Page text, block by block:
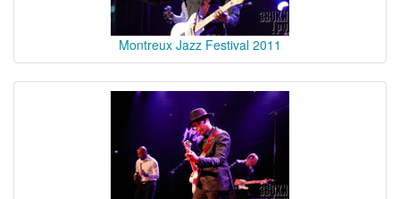
Montreux Jazz Festival 2011